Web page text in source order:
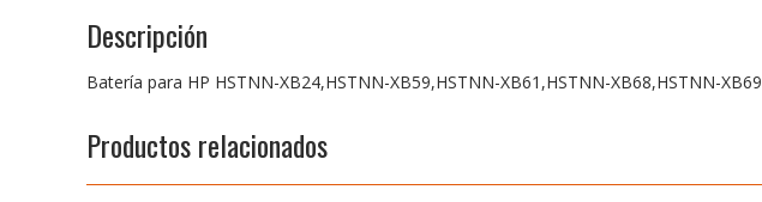
Descripción
Batería para HP HSTNN-XB24,HSTNN-XB59,HSTNN-XB61,HSTNN-XB68,HSTNN-XB69
Productos relacionados